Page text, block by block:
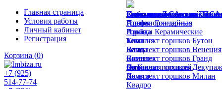
Главная страница
Условия работы
Личный кабинет
Регистрация
Корзина (0)
+7 (925)
514-77-74
Горшки для цветов
Альфа
Аркада
Бегония
Бета
Вега
Де Коста
Дельта
Квадро
Горшки для орхидей
Протея орхидейная
Эльба
Тиса
Ванда
Сильвия
Опора для орхидей
Керамические горшки СА
Горшки Гончарные
Горшки Керамические
Комплект горшков Бутон
Комплект горшков Венеция
Комплект горшков Гранд
Комплект горшков Декупаж
Комплект горшков Милан
Субстраты СА
Сток для Дома